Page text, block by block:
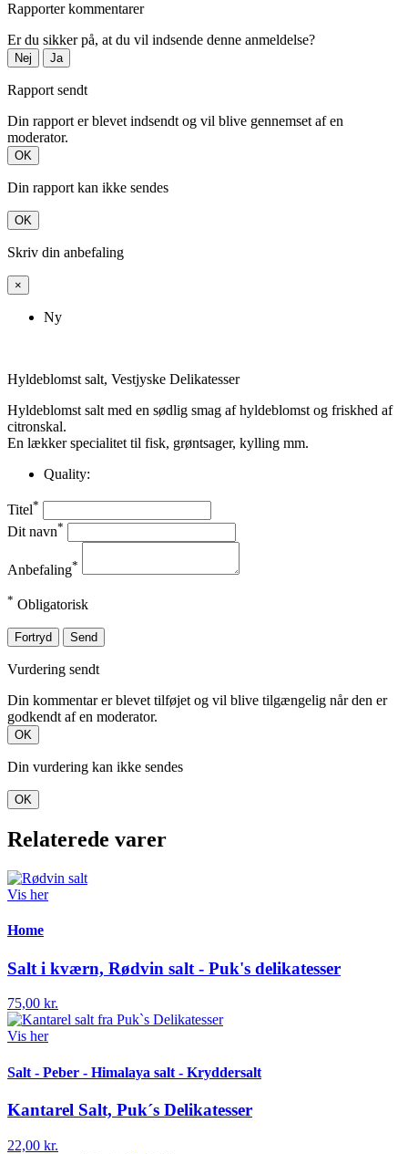
Rapporter kommentarer
Er du sikker på, at du vil indsende denne anmeldelse?
Nej Ja
Rapport sendt
Din rapport er blevet indsendt og vil blive gennemset af en
moderator.
OK
Din rapport kan ikke sendes
OK
Skriv din anbefaling
×
Ny
Hyldeblomst salt, Vestjyske Delikatesser
Hyldeblomst salt med en sødlig smag af hyldeblomst og friskhed af
citronskal.
En lækker specialitet til fisk, grøntsager, kylling mm.
Quality:
Titel*
Dit navn*
Anbefaling*
* Obligatorisk
Fortryd Send
Vurdering sendt
Din kommentar er blevet tilføjet og vil blive tilgængelig når den er
godkendt af en moderator.
OK
Din vurdering kan ikke sendes
OK
Relaterede varer
Vis her
Home
Salt i kværn, Rødvin salt - Puk's delikatesser
75,00 kr.
Vis her
Salt - Peber - Himalaya salt - Kryddersalt
Kantarel Salt, Puk´s Delikatesser
22,00 kr.